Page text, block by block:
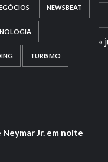
NEWSBEAT
TURISMO
Jr. em noite
«